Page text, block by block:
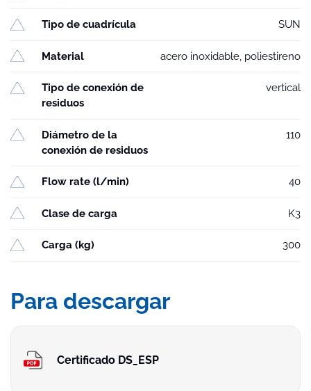
Tipo de cuadrícula SUN
Material acero inoxidable, poliestireno
Tipo de conexión de
residuos
vertical
Diámetro de la
conexión de residuos
110
Flow rate (l/min) 40
Clase de carga K3
Carga (kg) 300
Para descargar
Certificado DS_ESP